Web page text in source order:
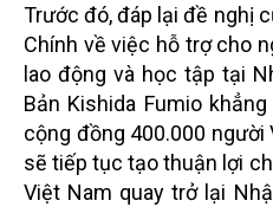
Trước đó, đáp lại đề nghị
Chính về việc hỗ trợ cho
lao động và học tập tại
Bản Kishida Fumio
cộng đồng 400.000 người
sẽ tiếp tục tạo thuận lợi
Việt Nam quay trở lại